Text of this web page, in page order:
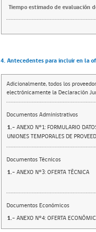
Tiempo estimado de evaluación
4. Antecedentes para incluir en la
Adicionalmente, todos los
electrónicamente la Declaración
Documentos Administrativos
1.- ANEXO N°1: FORMULARIO
UNIONES TEMPORALES DE
Documentos Técnicos
1.- ANEXO N°3: OFERTA TÉCNICA
Documentos Económicos
1.- ANEXO N°4: OFERTA